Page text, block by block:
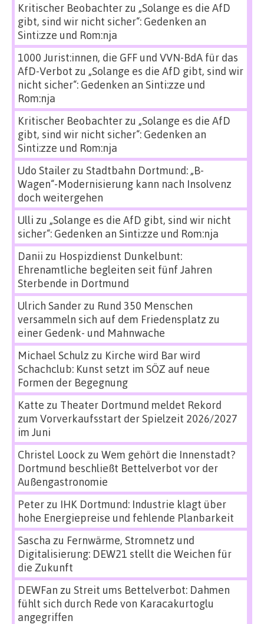
Kritischer Beobachterzu „Solange es die AfD
gibt, sind wir nicht sicher“: Gedenken an
Sinti:zze und Rom:nja
1000 Jurist:innen, die GFF und VVN-BdA für das
AfD-Verbot zu „Solange es die AfD gibt, sind wir
nicht sicher“: Gedenken an Sinti:zze und
Rom:nja
Kritischer Beobachterzu „Solange es die AfD
gibt, sind wir nicht sicher“: Gedenken an
Sinti:zze und Rom:nja
Udo Stailerzu Stadtbahn Dortmund: „B-
Wagen“-Modernisierung kann nach Insolvenz
doch weitergehen
Ulli zu „Solange es die AfD gibt, sind wir nicht
sicher“: Gedenken an Sinti:zze und Rom:nja
Danii zu Hospizdienst Dunkelbunt:
Ehrenamtliche begleiten seit fünf Jahren
Sterbende in Dortmund
Ulrich Sanderzu Rund 350 Menschen
versammeln sich auf dem Friedensplatz zu
einer Gedenk- und Mahnwache
Michael Schulz zu Kirche wird Bar wird
Schachclub: Kunst setzt im SÖZ auf neue
Formen der Begegnung
Katte zu Theater Dortmund meldet Rekord
zum Vorverkaufsstart der Spielzeit 2026/2027
im Juni
Christel Loock zu Wem gehört die Innenstadt?
Dortmund beschließt Bettelverbot vor der
Außengastronomie
Peterzu IHK Dortmund: Industrie klagt über
hohe Energiepreise und fehlende Planbarkeit
Sascha zu Fernwärme, Stromnetz und
Digitalisierung: DEW21 stellt die Weichen für
die Zukunft
DEWFan zu Streit ums Bettelverbot: Dahmen
fühlt sich durch Rede von Karacakurtoglu
angegriffen